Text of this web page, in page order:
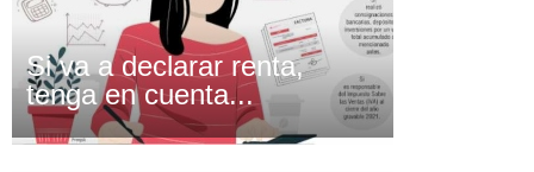
Si va a declarar renta,
tenga en cuenta...